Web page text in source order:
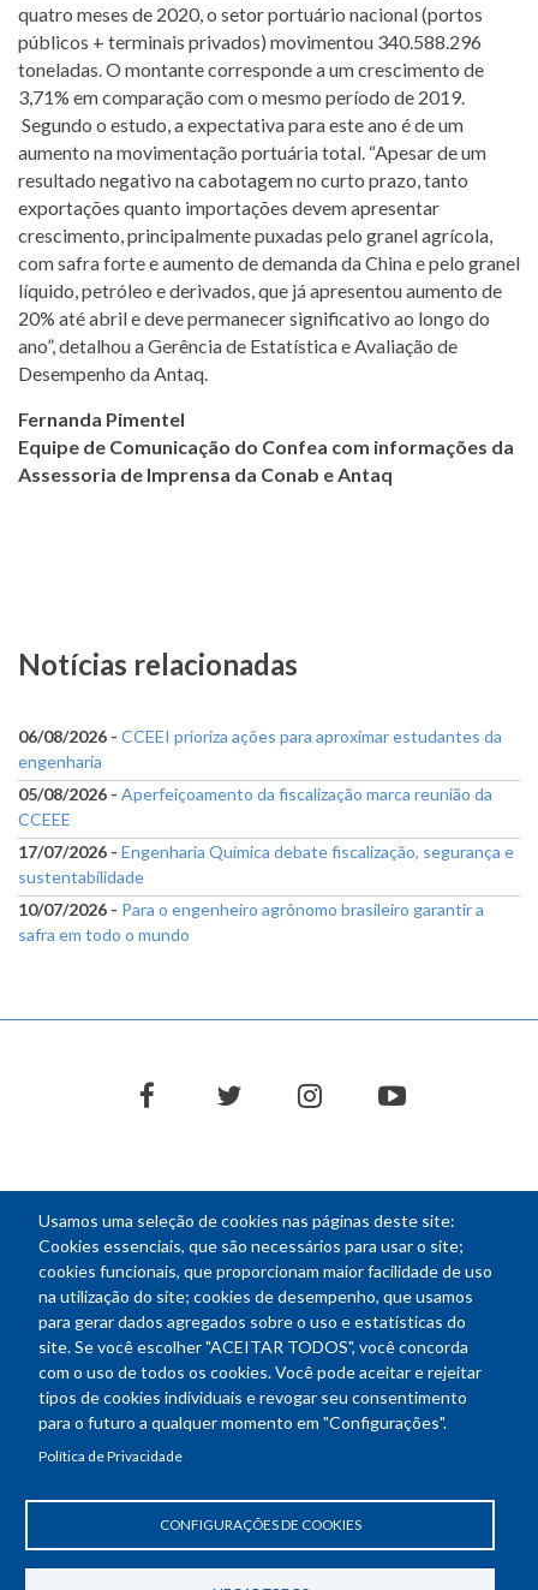
Usamos uma seleção de cookies nas páginas deste site:
Cookies essenciais, que são necessários para usar o site;
cookies funcionais, que proporcionam maior facilidade de uso
na utilização do site; cookies de desempenho, que usamos
para gerar dados agregados sobre o uso e estatísticas do
site. Se você escolher "ACEITAR TODOS", você concorda
com o uso de todos os cookies. Você pode aceitar e rejeitar
tipos de cookies individuais e revogar seu consentimento
para o futuro a qualquer momento em "Configurações".
Política de Privacidade
CONFIGURAÇÕES DE COOKIES
quatro meses de 2020, o setor portuário nacional (portos
públicos + terminais privados) movimentou 340.588.296
toneladas. O montante corresponde a um crescimento de
3,71% em comparação com o mesmo período de 2019.
Segundo o estudo, a expectativa para este ano é de um
aumento na movimentação portuária total. “Apesar de um
resultado negativo na cabotagem no curto prazo, tanto
exportações quanto importações devem apresentar
crescimento, principalmente puxadas pelo granel agrícola,
com safra forte e aumento de demanda da China e pelo granel
líquido, petróleo e derivados, que já apresentou aumento de
20% até abril e deve permanecer significativo ao longo do
ano”, detalhou a Gerência de Estatística e Avaliação de
Desempenho da Antaq.
Fernanda Pimentel
Equipe de Comunicação do Confea com informações da
Assessoria de Imprensa da Conab e Antaq
Notícias relacionadas
06/08/2026 - CCEEI prioriza ações para aproximar estudantes da
engenharia
05/08/2026 - Aperfeiçoamento da fiscalização marca reunião da
CCEEE
17/07/2026 - Engenharia Química debate fiscalização, segurança e
sustentabilidade
10/07/2026 - Para o engenheiro agrônomo brasileiro garantir a
safra em todo o mundo
facebooktwitter instagramyoutube
NEWSLETTER
Endereço: SEPN 508, Bloco A
70740-541 - Brasília-DF
Horário de funcionamento: das 8h30 às 18h30
Política de Privacidade
Revogar consentimento de cookies